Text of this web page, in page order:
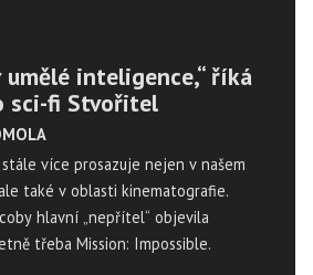
umělé inteligence,“ říká
sci-fi Stvořitel
více prosazuje nejen v našem
také v oblasti kinematografie.
hlavní „nepřítel“ objevila
třeba Mission: Impossible.